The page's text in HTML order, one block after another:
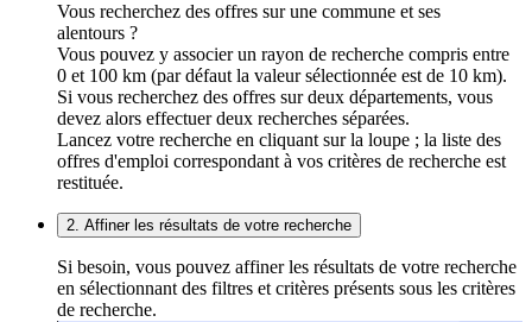
Vous recherchez des offres sur une commune et ses
alentours ?
Vous pouvez y associer un rayon de recherche compris entre
0 et 100 km (par défaut la valeur sélectionnée est de 10 km).
Si vous recherchez des offres sur deux départements, vous
devez alors effectuer deux recherches séparées.
Lancez votre recherche en cliquant sur la loupe ; la liste des
offres d'emploi correspondant à vos critères de recherche est
restituée.
2. Affiner les résultats de votre recherche
Si besoin, vous pouvez affiner les résultats de votre recherche
en sélectionnant des filtres et critères présents sous les critères
de recherche.